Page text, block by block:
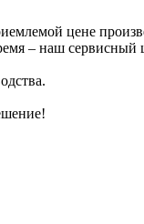
цене
– наш сервисный